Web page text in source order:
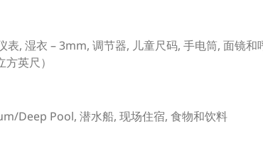
, 湿衣 – 3mm, 调节器, 儿童尺码, 手电筒, 面镜和
英尺）
Deep Pool, 潜水船, 现场住宿, 食物和饮料